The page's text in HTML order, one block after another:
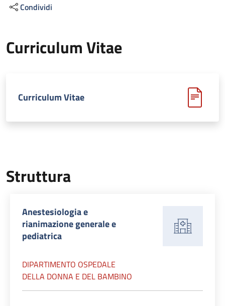
Condividi
Curriculum Vitae
Curriculum Vitae
Struttura
Anestesiologia e
rianimazione generale e
pediatrica
DIPARTIMENTO OSPEDALE
DELLA DONNA E DEL BAMBINO